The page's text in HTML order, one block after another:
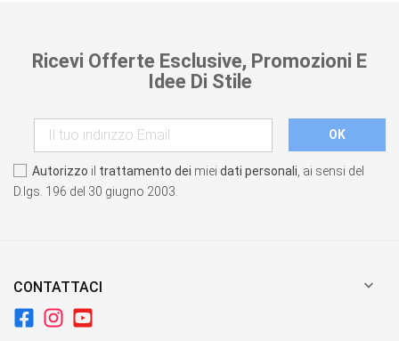
Ricevi Offerte Esclusive, Promozioni E
Idee Di Stile
Autorizzo il trattamento dei miei dati personali , ai sensi del
D.lgs. 196 del 30 giugno 2003.
CONTATTACI 